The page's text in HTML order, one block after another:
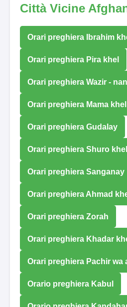
Città Vicine
Orari preghiera Ibrahim
Orari preghiera Pira khel
Orari preghiera Wazir -
Orari preghiera Mama
Orari preghiera Gudalay
Orari preghiera Shuro khel
Orari preghiera Sanganay
Orari preghiera Ahmad
Orari preghiera Zorah
Orari preghiera Khadar
Orari preghiera Pachir wa
Orario preghiera Kabul